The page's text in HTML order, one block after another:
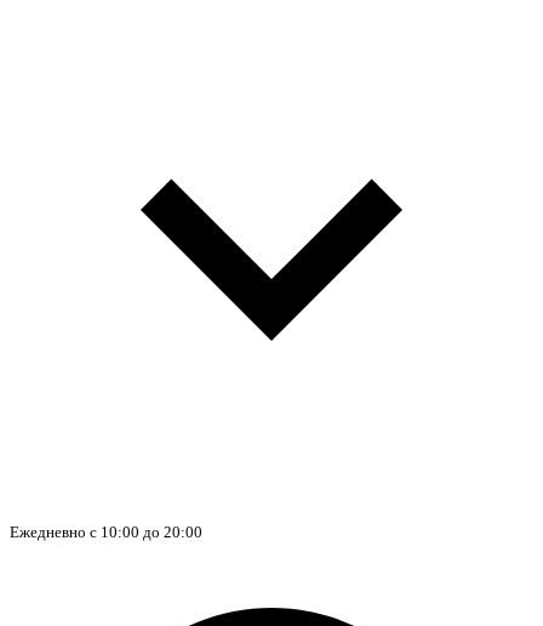
Ежедневно с 10:00 до 20:00